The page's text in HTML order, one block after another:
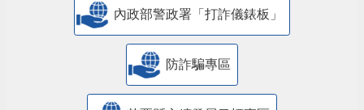
內政部警政署「打詐儀錶板」
防詐騙專區